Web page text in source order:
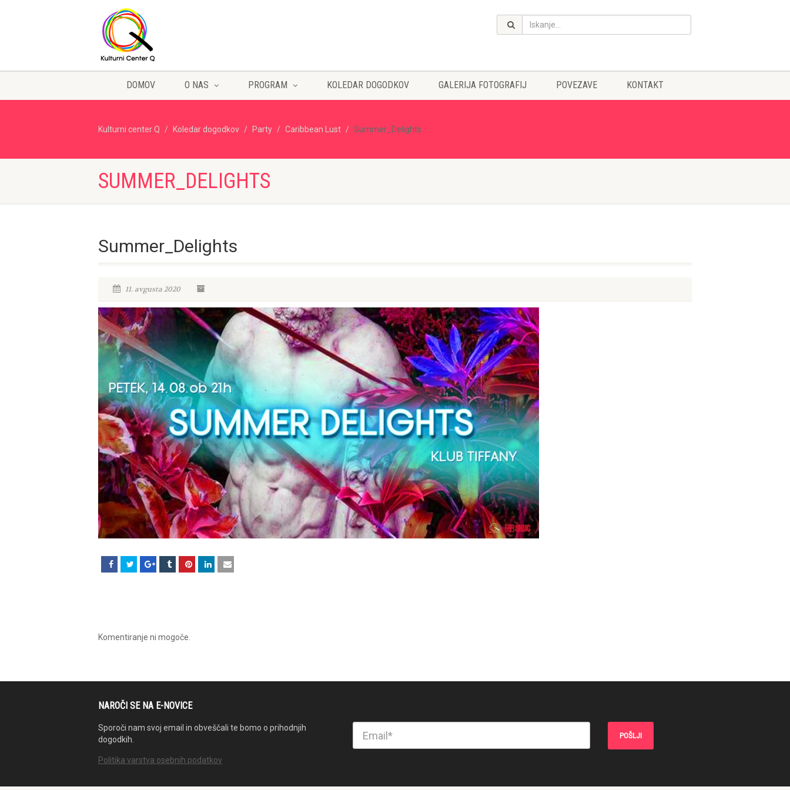
DOMOV O NAS PROGRAM KOLEDAR DOGODKOV GALERIJA FOTOGRAFIJ POVEZAVE KONTAKT
Kulturni center Q Koledar dogodkov Party Caribbean Lust Summer_Delights
SUMMER_DELIGHTS
Summer_Delights
11. avgusta 2020
Komentiranje ni mogoče.
NAROČI SE NA E-NOVICE
Sporoči nam svoj email in obveščali te bomo o prihodnjih
dogodkih.
Politika varstva osebnih podatkov